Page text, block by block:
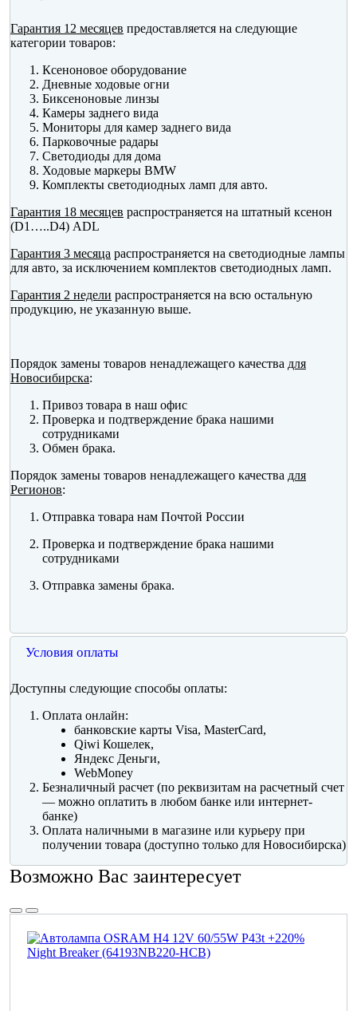
Гарантия 12 месяцев предоставляется на следующие
категории товаров:
Ксеноновое оборудование
Дневные ходовые огни
Биксеноновые линзы
Камеры заднего вида
Мониторы для камер заднего вида
Парковочные радары
Светодиоды для дома
Ходовые маркеры BMW
Комплекты светодиодных ламп для авто.
Гарантия 18 месяцев распространяется на штатный ксенон
(D1…..D4) ADL
Гарантия 3 месяца распространяется на светодиодные лампы
для авто, за исключением комплектов светодиодных ламп.
Гарантия 2 недели распространяется на всю остальную
продукцию, не указанную выше.
Порядок замены товаров ненадлежащего качества для
Новосибирска:
Привоз товара в наш офис
Проверка и подтверждение брака нашими
сотрудниками
Обмен брака.
Порядок замены товаров ненадлежащего качества для
Регионов:
Отправка товара нам Почтой России
Проверка и подтверждение брака нашими
сотрудниками
Отправка замены брака.
Условия оплаты
Доступны следующие способы оплаты:
Оплата онлайн:
банковские карты Visa, MasterCard,
Qiwi Кошелек,
Яндекс Деньги,
WebMoney
Безналичный расчет (по реквизитам на расчетный счет
— можно оплатить в любом банке или интернет-
банке)
Оплата наличными в магазине или курьеру при
получении товара (доступно только для Новосибирска)
Возможно Вас заинтересует